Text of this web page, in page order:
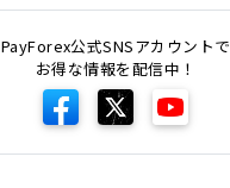
PayForex公式SNSアカウントで
お得な情報を配信中！